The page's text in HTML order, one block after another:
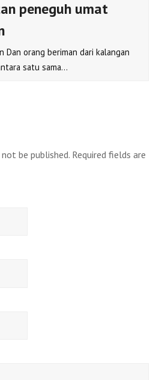
peneguh umat
Dan orang beriman dari kalangan
satu sama…
be published. Required fields are